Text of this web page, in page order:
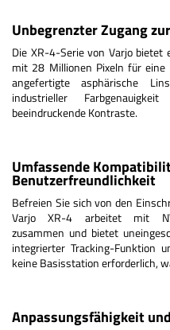
Unbegrenzter Zugang
Die XR-4-Serie von Varjo bietet
mit 28 Millionen Pixeln für eine
angefertigte asphärische
industrieller
beeindruckende Kontraste.
Umfassende
Benutzerfreundlichkeit
Befreien Sie sich von den
Varjo XR-4 arbeitet mit
zusammen und bietet
integrierter Tracking-Funktion
keine Basisstation erforderlich,
Anpassungsfähigkeit